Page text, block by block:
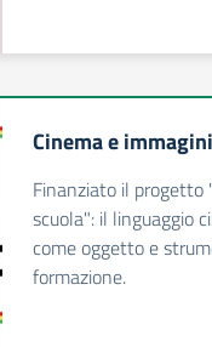
Cinema e
Finanziato il progetto
scuola": il linguaggio
come oggetto e
formazione.